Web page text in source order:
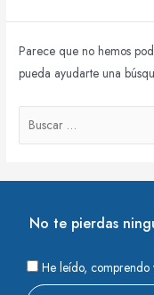
Parece que no hemos
pueda ayudarte una
No te pierdas
He leído, comprendo